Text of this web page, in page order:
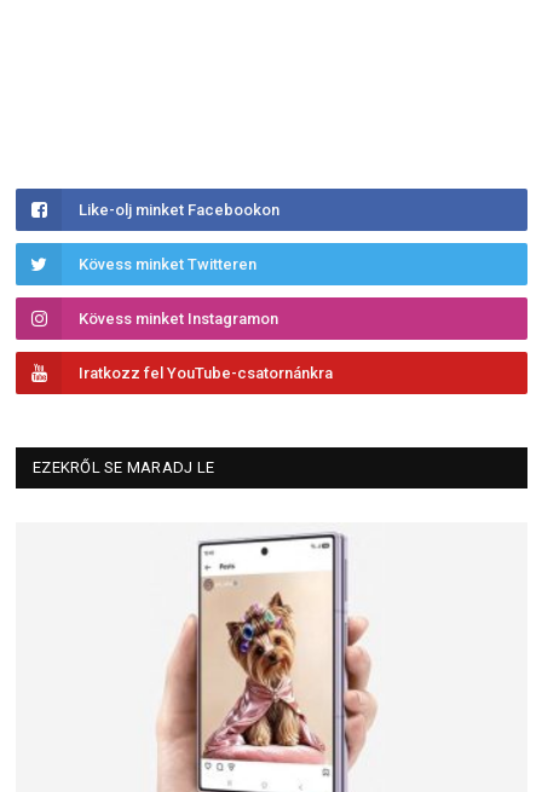
Like-olj minket Facebookon
Kövess minket Twitteren
Kövess minket Instagramon
Iratkozz fel YouTube-csatornánkra
EZEKRŐL SE MARADJ LE